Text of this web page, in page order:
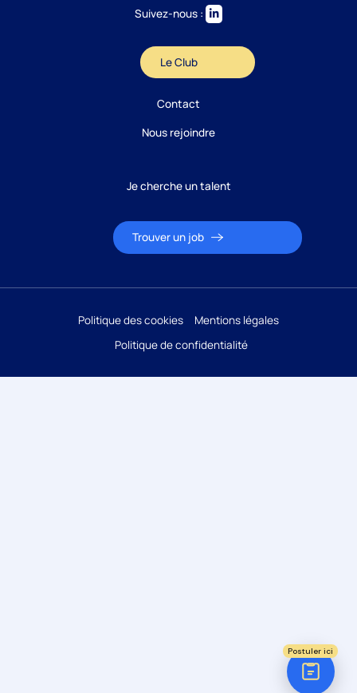
Postuler ici
Candidature
Suivez-nous :
Le Club
Contact
Nous rejoindre
Je cherche un talent
Trouver un job
Politique des cookies
Mentions légales
Politique de confidentialité